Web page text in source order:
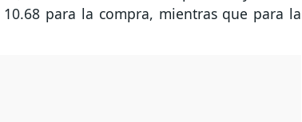
para la compra, mientras que para la